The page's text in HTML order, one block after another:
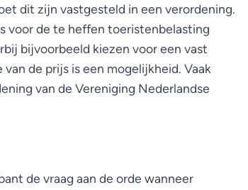
dit zijn vastgesteld in een verordening.
voor de te heffen toeristenbelasting
bijvoorbeeld kiezen voor een vast
de prijs is een mogelijkheid. Vaak
van de Vereniging Nederlandse
de vraag aan de orde wanneer